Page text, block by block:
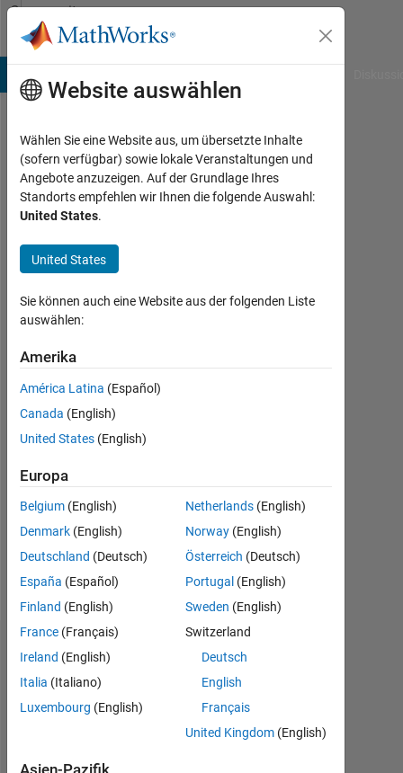
Weiter zum Inhalt
Community
Profile
Ted
Baker
Last
mehr
als
ein
Jahr
|
Aktiv
seit
2019
Followers:
Following:
Follow
Dashboard
Statistik
-2
-1 5
6
Website auswählen
Wählen Sie eine Website aus, um übersetzte Inhalte
(sofern verfügbar) sowie lokale Veranstaltungen und
Angebote anzuzeigen. Auf der Grundlage Ihres
Standorts empfehlen wir Ihnen die folgende Auswahl:
United States.
United States
Sie können auch eine Website aus der folgenden Liste
auswählen:
Amerika
América Latina (Español)
Canada (English)
United States (English)
Europa
Belgium (English)
Denmark (English)
Deutschland (Deutsch)
España (Español)
Finland (English)
France (Français)
Ireland (English)
Italia (Italiano)
Luxembourg (English)
Netherlands (English)
Norway (English)
Österreich (Deutsch)
Portugal (English)
Sweden (English)
Switzerland
Deutsch
English
Français
United Kingdom (English)